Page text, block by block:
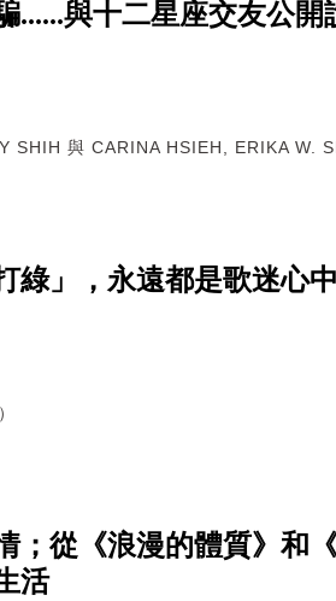
......與十二星座交友公
SHIH 與 CARINA HSIEH, ERIKA W.
綠」，永遠都是歌迷心
；從《浪漫的體質》和
活